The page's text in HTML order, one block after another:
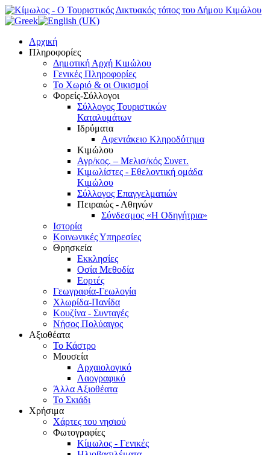
Αρχική
Πληροφορίες
Δημοτική Αρχή Κιμώλου
Γενικές Πληροφορίες
Το Xωριό & οι Οικισμοί
Φορείς-Σύλλογοι
Σύλλογος Τουριστικών
Καταλυμάτων
Ιδρύματα
Αφεντάκειο Κληροδότημα
Κιμώλου
Αγρ/κος. – Μελισ/κός Συνετ.
Κιμωλίστες - Εθελοντική ομάδα
Κιμώλου
Σύλλογος Επαγγελματιών
Πειραιώς - Αθηνών
Σύνδεσμος «Η Οδηγήτρια»
Ιστορία
Κοινωνικές Υπηρεσίες
Θρησκεία
Εκκλησίες
Οσία Μεθοδία
Εορτές
Γεωγραφία-Γεωλογία
Χλωρίδα-Πανίδα
Κουζίνα - Συνταγές
Νήσος Πολύαιγος
Αξιοθέατα
Το Κάστρο
Μουσεία
Αρχαιολογικό
Λαογραφικό
Άλλα Αξιοθέατα
Το Σκιάδι
Χρήσιμα
Χάρτες του νησιού
Φωτογραφίες
Κίμωλος - Γενικές